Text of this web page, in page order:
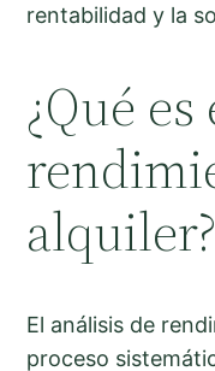
rentabilidad y la
¿Qué
alquiler?
El análisis de
proceso